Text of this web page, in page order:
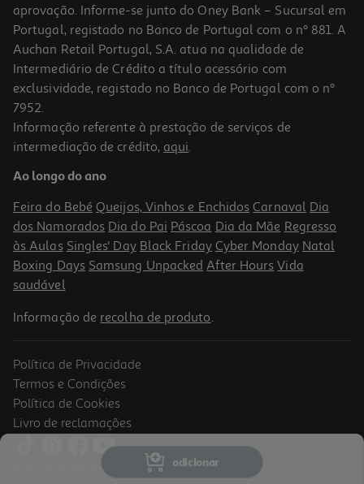
adicionar
aprovação. Informe-se junto do Oney Bank – Sucursal em
Portugal, registado no Banco de Portugal com o nº 881. A
Auchan Retail Portugal, S.A. atua na qualidade de
Intermediário de Crédito a título acessório com
exclusividade, registado no Banco de Portugal com o nº
7952.
Informação referente à prestação de serviços de
intermediação de crédito, aqui.
Ao longo do ano
Feira do Bebé Queijos, Vinhos e Enchidos Carnaval Dia
dos Namorados Dia do Pai Páscoa Dia da Mãe Regresso
às Aulas Singles' Day Black Friday Cyber Monday Natal
Boxing Days Samsung Unpacked After Hours Vida
saudável
Informação de recolha de produto.
Política de Privacidade
Termos e Condições
Política de Cookies
Livro de reclamações
© Auchan Retail Portugal